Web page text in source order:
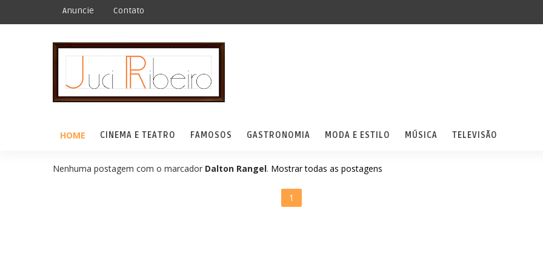
Anuncie Contato
HOME CINEMA E TEATRO FAMOSOS GASTRONOMIA MODA E ESTILO MÚSICA TELEVISÃO
Nenhuma postagem com o marcador Dalton Rangel. Mostrar todas as postagens
1